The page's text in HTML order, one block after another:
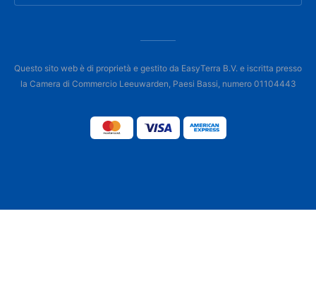
Questo sito web è di proprietà e gestito da EasyTerra B.V. e iscritta presso
la Camera di Commercio Leeuwarden, Paesi Bassi, numero 01104443